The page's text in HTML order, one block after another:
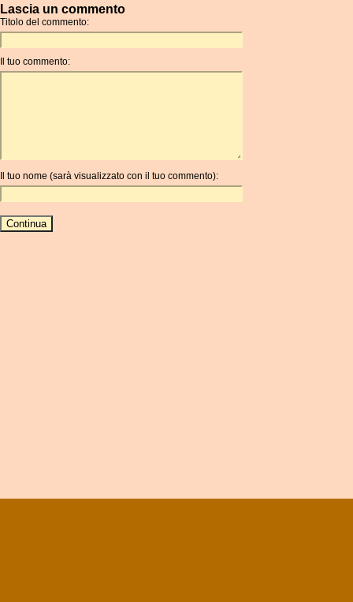
Lascia un commento
Titolo del commento:
Il tuo commento:
Il tuo nome (sarà visualizzato con il tuo commento):